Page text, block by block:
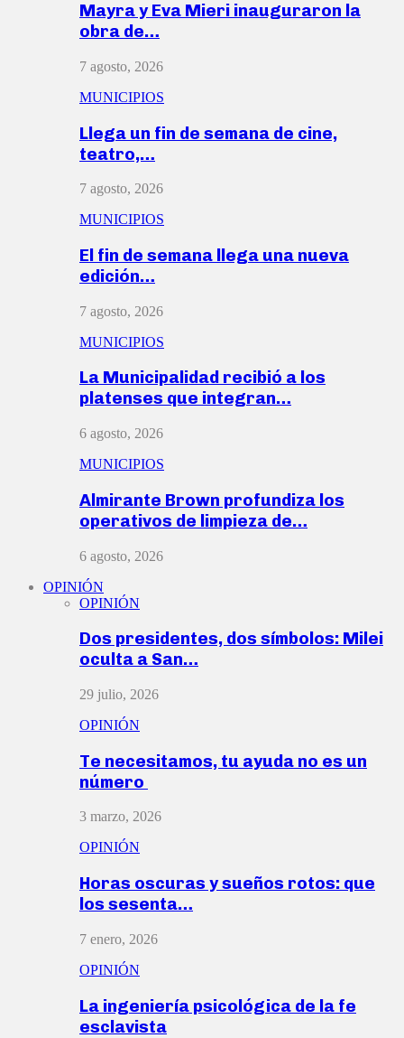
Mayra y Eva Mieri inauguraron la
obra de…
7 agosto, 2026
MUNICIPIOS
Llega un fin de semana de cine,
teatro,…
7 agosto, 2026
MUNICIPIOS
El fin de semana llega una nueva
edición…
7 agosto, 2026
MUNICIPIOS
La Municipalidad recibió a los
platenses que integran…
6 agosto, 2026
MUNICIPIOS
Almirante Brown profundiza los
operativos de limpieza de…
6 agosto, 2026
OPINIÓN
OPINIÓN
Dos presidentes, dos símbolos: Milei
oculta a San…
29 julio, 2026
OPINIÓN
Te necesitamos, tu ayuda no es un
número
3 marzo, 2026
OPINIÓN
Horas oscuras y sueños rotos: que
los sesenta…
7 enero, 2026
OPINIÓN
La ingeniería psicológica de la fe
esclavista